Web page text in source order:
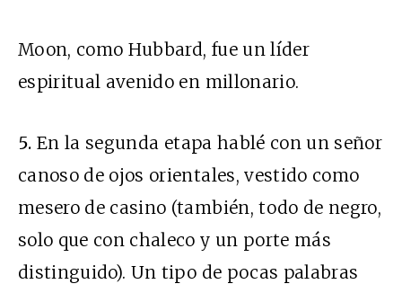
Moon, como Hubbard, fue un líder
espiritual avenido en millonario.
5. En la segunda etapa hablé con un señor
canoso de ojos orientales, vestido como
mesero de casino (también, todo de negro,
solo que con chaleco y un porte más
distinguido). Un tipo de pocas palabras